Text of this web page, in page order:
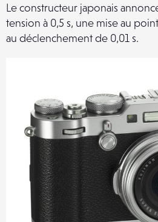
Le constructeur japonais
tension à 0,5 s, une mise au
au déclenchement de 0,01 s.